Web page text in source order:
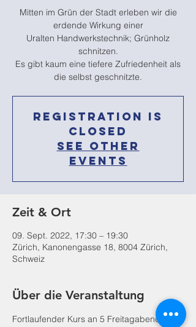
Mitten im Grün der Stadt erleben wir die
erdende Wirkung einer
Uralten Handwerkstechnik; Grünholz
schnitzen.
Es gibt kaum eine tiefere Zufriedenheit als
die selbst geschnitzte.
Registration is
Closed
See other
events
Zeit & Ort
09. Sept. 2022, 17:30 – 19:30
Zürich, Kanonengasse 18, 8004 Zürich,
Schweiz
Über die Veranstaltung
Fortlaufender Kurs an 5 Freitagabenden.